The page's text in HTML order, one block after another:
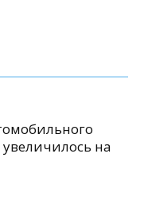
увеличилось на